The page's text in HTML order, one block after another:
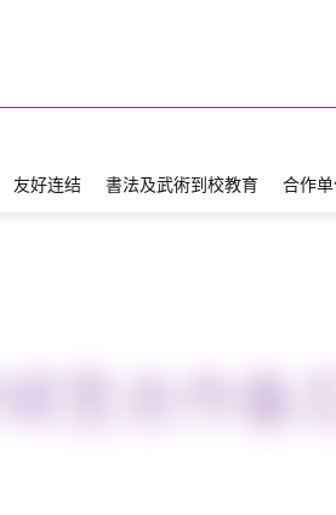
友好连结 書法及武術到校教育 合作
签合作